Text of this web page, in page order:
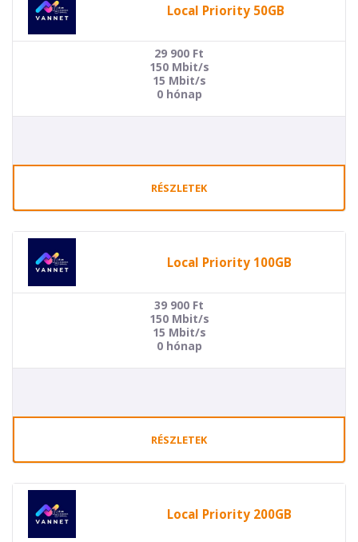
Local Priority 50GB
29 900 Ft
150 Mbit/s
15 Mbit/s
0 hónap
RÉSZLETEK
Local Priority 100GB
39 900 Ft
150 Mbit/s
15 Mbit/s
0 hónap
RÉSZLETEK
Local Priority 200GB